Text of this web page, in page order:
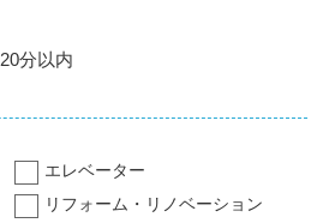
20分以内
エレベーター
リフォーム・リノベーション